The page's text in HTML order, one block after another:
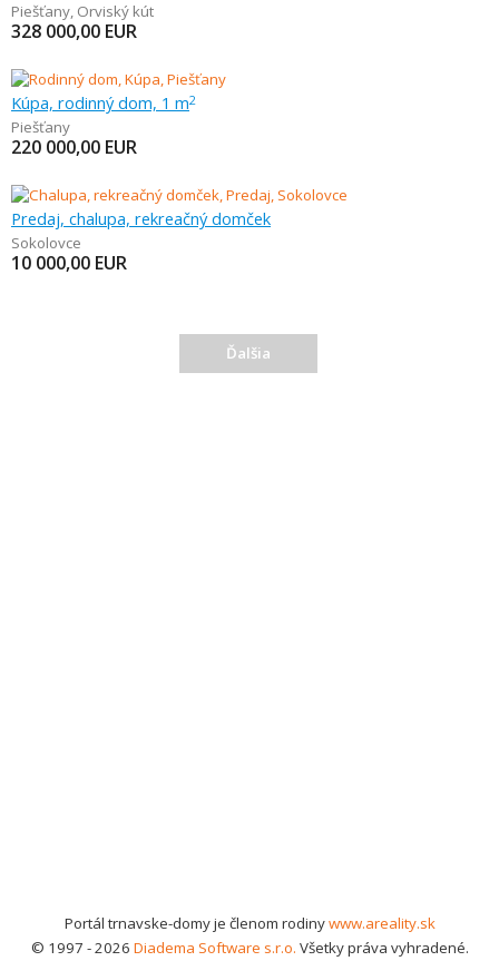
Piešťany, Orviský kút
328 000,00 EUR
Kúpa, rodinný dom, 1 m2
Piešťany
220 000,00 EUR
Predaj, chalupa, rekreačný domček
Sokolovce
10 000,00 EUR
Ďalšia
Portál trnavske-domy je členom rodinywww.areality.sk
© 1997 - 2026 Diadema Software s.r.o. Všetky práva vyhradené.